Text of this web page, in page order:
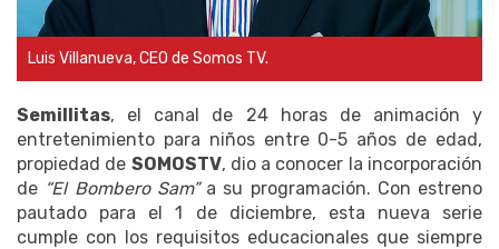
Luis Villanueva, CEO de Somos TV.
Semillitas, el canal de 24 horas de animación y
entretenimiento para niños entre 0-5 años de edad,
propiedad de SOMOSTV, dio a conocer la incorporación
de “El Bombero Sam” a su programación. Con estreno
pautado para el 1 de diciembre, esta nueva serie
cumple con los requisitos educacionales que siempre